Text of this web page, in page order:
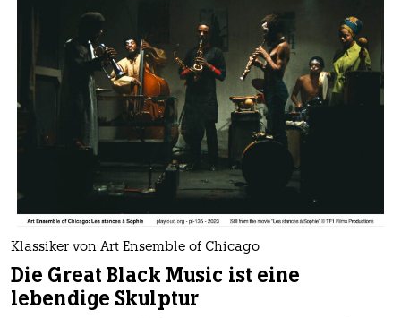
Klassiker von Art Ensemble of Chicago
Die Great Black Music ist eine
lebendige Skulptur